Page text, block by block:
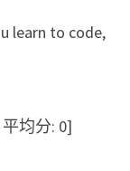
learn to code,
平均分: 0]